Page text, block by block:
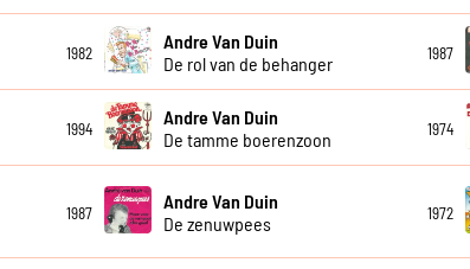
1982
Andre Van Duin
De rol van de behanger
1987
1994
Andre Van Duin
De tamme boerenzoon
1974
1987
Andre Van Duin
De zenuwpees
1972